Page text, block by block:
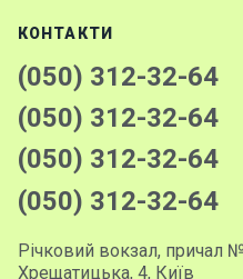
КОНТАКТИ
(050) 312-32-64
(050) 312-32-64
(050) 312-32-64
(050) 312-32-64
Річковий вокзал, причал
Хрещатицька, 4, Київ